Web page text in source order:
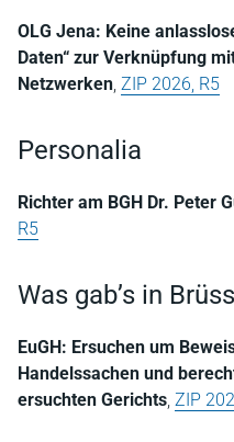
OLG Jena: Keine
Daten“ zur Verknüpfung
Netzwerken, ZIP 2026, R5
Personalia
Richter am BGH Dr. Peter
R5
Was gab’s in
EuGH: Ersuchen um
Handelssachen und
ersuchten Gerichts, ZIP